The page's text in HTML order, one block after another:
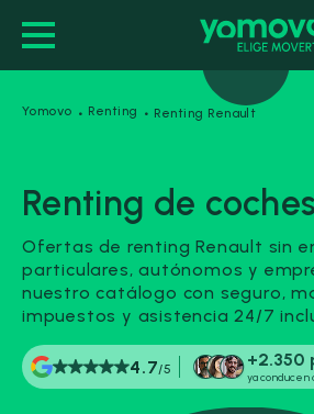
Yomovo · Renting · Renting Renault
Renting de
Ofertas de renting Renault sin
particulares, autónomos y
nuestro catálogo con seguro,
impuestos y asistencia 24/7
4.7/5 +2.350
ya conducen
24 meses 36 meses
60 meses 72 meses
Carrocería